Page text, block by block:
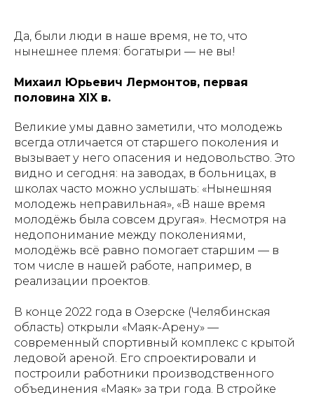
Да, были люди в наше время, не то, что
нынешнее племя: богатыри — не вы!
Михаил Юрьевич Лермонтов, первая
половина XIX в.
Великие умы давно заметили, что молодежь
всегда отличается от старшего поколения и
вызывает у него опасения и недовольство. Это
видно и сегодня: на заводах, в больницах, в
школах часто можно услышать: «Нынешняя
молодежь неправильная», «В наше время
молодёжь была совсем другая». Несмотря на
недопонимание между поколениями,
молодёжь всё равно помогает старшим — в
том числе в нашей работе, например, в
реализации проектов.
В конце 2022 года в Озерске (Челябинская
область) открыли «Маяк-Арену» —
современный спортивный комплекс с крытой
ледовой ареной. Его спроектировали и
построили работники производственного
объединения «Маяк» за три года. В стройке